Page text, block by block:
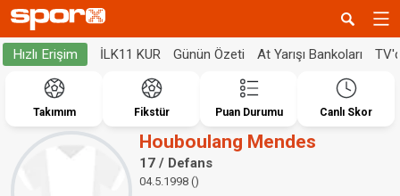
Hızlı Erişim İLK11 KUR Günün Özeti At Yarışı Bankoları
Takımım Fikstür Puan Durumu Canlı Skor
Houboulang Mendes
17 / Defans
04.5.1998 ()